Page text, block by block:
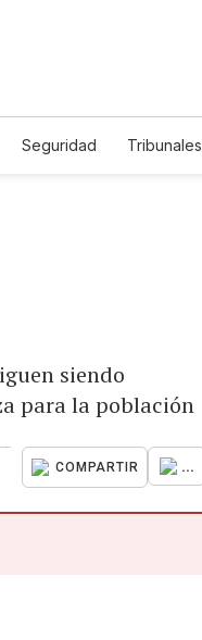
Seguridad Tribunales
siendo
para la población
COMPARTIR ...